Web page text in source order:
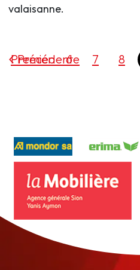
valaisanne.
Précédente
Premier 6 7 8